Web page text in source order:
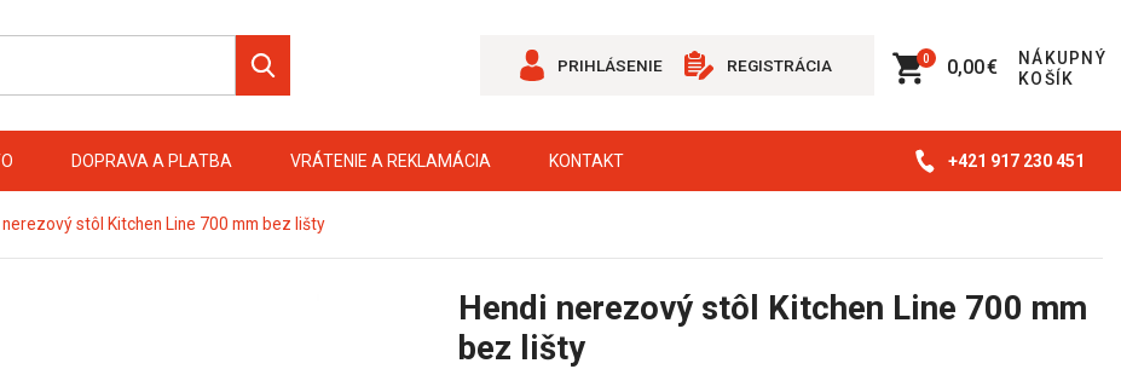
PRIHLÁSENIE REGISTRÁCIA 0,00 €
NÁKUPNÝ
KOŠÍK
0
DOPRAVA A PLATBA VRÁTENIE A REKLAMÁCIA KONTAKT +421 917 230 451
nerezový stôl Kitchen Line 700 mm bez lišty
Hendi nerezový stôl Kitchen Line 700 mm
bez lišty